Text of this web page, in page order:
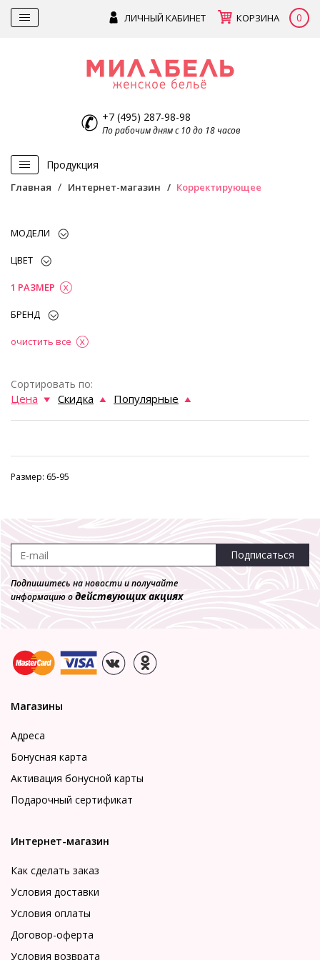
ЛИЧНЫЙ КАБИНЕТ КОРЗИНА 0
+7 (495) 287-98-98
По рабочим дням с 10 до 18 часов
Продукция
Главная Интернет-магазин Корректирующее
МОДЕЛИ
ЦВЕТ
1 РАЗМЕР
БРЕНД
очистить все
Сортировать по:
Цена Скидка Популярные
Размер: 65-95
Подписаться
Подпишитесь на новости и получайте
информацию одействующих акциях
Магазины
Адреса
Бонусная карта
Активация бонусной карты
Подарочный сертификат
Интернет-магазин
Как сделать заказ
Условия доставки
Условия оплаты
Договор-оферта
Условия возврата